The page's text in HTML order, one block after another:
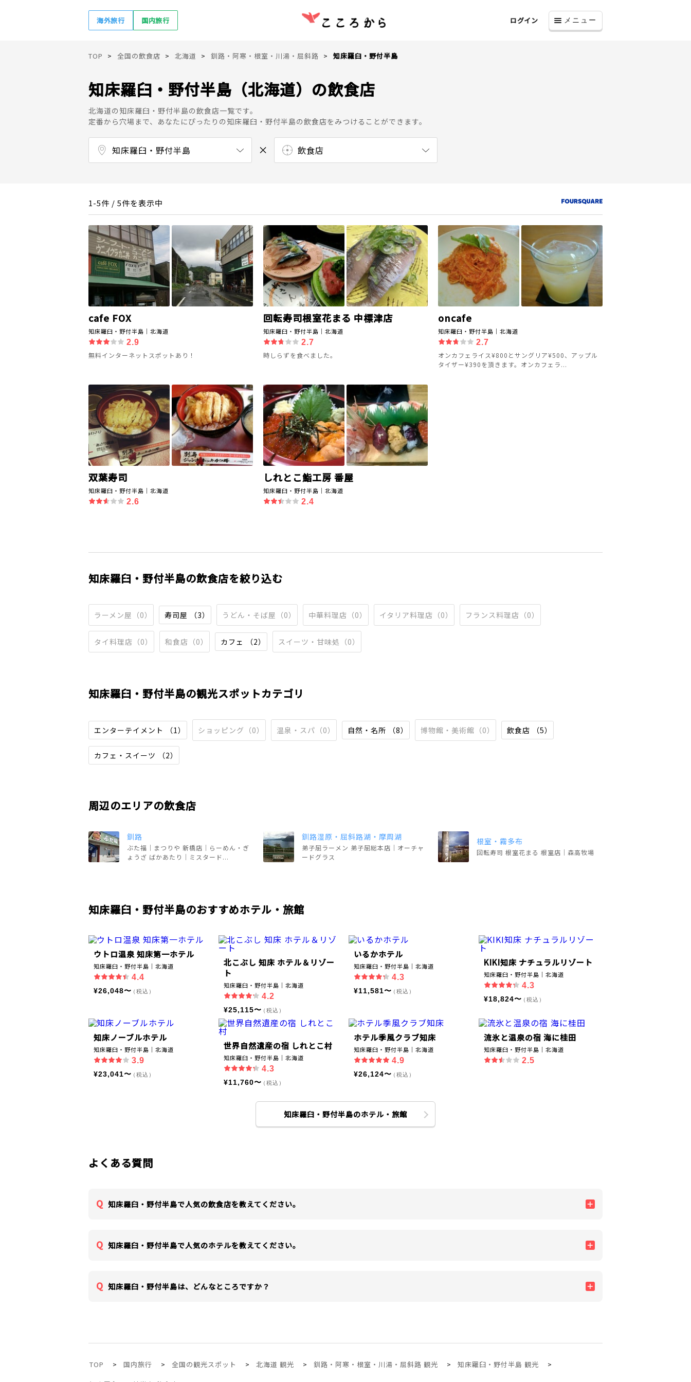
海外旅行 国内旅行 ログイン メニュー
TOP 全国の飲食店 北海道 釧路・阿寒・根室・川湯・屈斜路 知床羅臼・野付半島
知床羅臼・野付半島（北海道）の飲食店
北海道の知床羅臼・野付半島の飲食店一覧です。
定番から穴場まで、あなたにぴったりの知床羅臼・野付半島の飲食店をみつけることができます。
知床羅臼・野付半島
飲食店
1-5件 / 5件を表示中
cafe FOX
知床羅臼・野付半島｜北海道
2.9
無料インターネットスポットあり！
回転寿司根室花まる 中標津店
知床羅臼・野付半島｜北海道
2.7
時しらずを食べました。
oncafe
知床羅臼・野付半島｜北海道
2.7
オンカフェライス¥800とサングリア¥500、アップル
タイザー¥390を頂きます。オンカフェラ...
双葉寿司
知床羅臼・野付半島｜北海道
2.6
しれとこ鮨工房 番屋
知床羅臼・野付半島｜北海道
2.4
知床羅臼・野付半島の飲食店を絞り込む
ラーメン屋（0） 寿司屋 （3） うどん・そば屋（0） 中華料理店（0） イタリア料理店（0） フランス料理店（0）
タイ料理店（0） 和食店（0） カフェ （2） スイーツ・甘味処（0）
知床羅臼・野付半島の観光スポットカテゴリ
エンターテイメント （1） ショッピング（0） 温泉・スパ（0） 自然・名所 （8） 博物館・美術館（0） 飲食店 （5）
カフェ・スイーツ （2）
周辺のエリアの飲食店
釧路
ぶた福｜まつりや 新橋店｜らーめん・ぎ
ょうざ ばかあたり｜ミスタード...
釧路湿原・屈斜路湖・摩周湖
弟子屈ラーメン 弟子屈総本店｜オーチャ
ードグラス
根室・霧多布
回転寿司 根室花まる 根室店｜森高牧場
知床羅臼・野付半島のおすすめホテル・旅館
ウトロ温泉 知床第一ホテル
知床羅臼・野付半島｜北海道
4.4
¥26,048〜（税込）
北こぶし 知床 ホテル＆リゾー
ト
知床羅臼・野付半島｜北海道
4.2
¥25,115〜（税込）
いるかホテル
知床羅臼・野付半島｜北海道
4.3
¥11,581〜（税込）
KIKI知床 ナチュラルリゾート
知床羅臼・野付半島｜北海道
4.3
¥18,824〜（税込）
知床ノーブルホテル
知床羅臼・野付半島｜北海道
3.9
¥23,041〜（税込）
世界自然遺産の宿 しれとこ村
知床羅臼・野付半島｜北海道
4.3
¥11,760〜（税込）
ホテル季風クラブ知床
知床羅臼・野付半島｜北海道
4.9
¥26,124〜（税込）
流氷と温泉の宿 海に桂田
知床羅臼・野付半島｜北海道
2.5
知床羅臼・野付半島のホテル・旅館
よくある質問
知床羅臼・野付半島で人気の飲食店を教えてください。
知床羅臼・野付半島で人気のホテルを教えてください。
知床羅臼・野付半島は、どんなところですか？
TOP 国内旅行 全国の観光スポット 北海道 観光 釧路・阿寒・根室・川湯・屈斜路 観光 知床羅臼・野付半島 観光